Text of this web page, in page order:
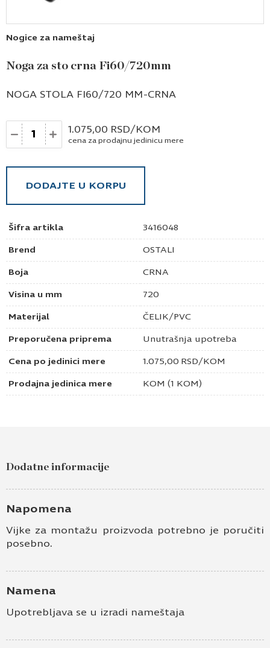
Nogice za nameštaj
Noga za sto crna Fi60/720mm
Šifra artikla 3416048
Brend OSTALI
Boja CRNA
Visina u mm 720
Materijal ČELIK/PVC
Preporučena priprema Unutrašnja upotreba
Cena po jedinici mere 1.075,00 RSD/KOM
Prodajna jedinica mere KOM (1 KOM)
NOGA STOLA FI60/720 MM-CRNA
Količina 1.075,00 RSD/KOM
cena za prodajnu jedinicu mere
DODAJTE U KORPU
Dodatne informacije
Napomena
Vijke za montažu proizvoda potrebno je poručiti
posebno.
Namena
Upotrebljava se u izradi nameštaja